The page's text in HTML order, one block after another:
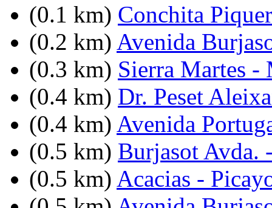
(0.1 km) Conchita
(0.2 km) Avenida
(0.3 km) Sierra Martes -
(0.4 km) Dr. Peset
(0.4 km) Avenida
(0.5 km) Burjasot Avda.
(0.5 km) Acacias -